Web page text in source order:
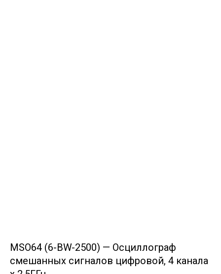
MSO64 (6-BW-2500) — Осциллограф
смешанных сигналов цифровой, 4 канала